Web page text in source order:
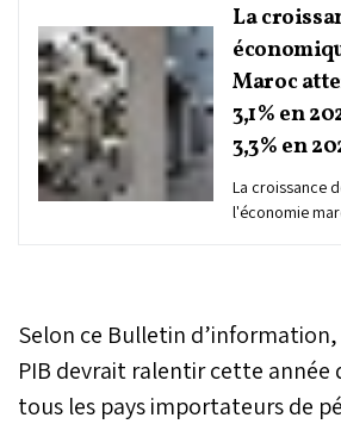
La
Maroc
3,1% en
3,3% en
La croissance
l'économie
(FMI) dans son
les
L'inflation
Selon ce Bulletin d’information,
PIB devrait ralentir cette année
tous les pays importateurs de